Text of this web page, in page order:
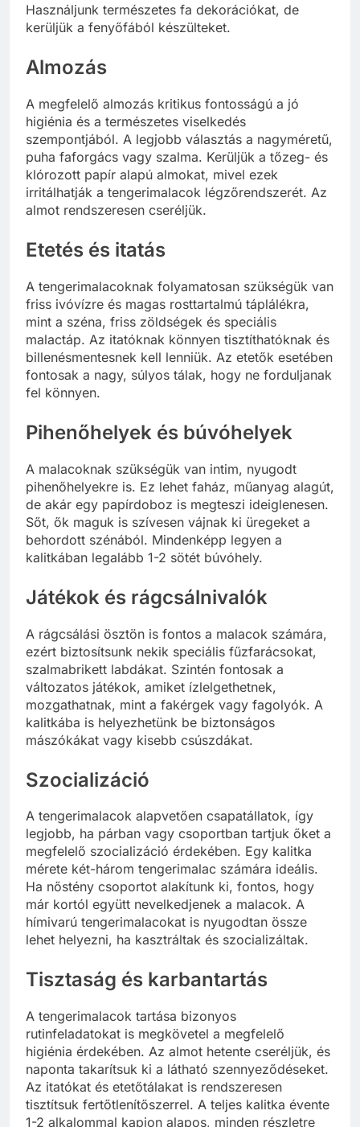
Használjunk természetes fa dekorációkat, de
kerüljük a fenyőfából készülteket.
Almozás
A megfelelő almozás kritikus fontosságú a jó
higiénia és a természetes viselkedés
szempontjából. A legjobb választás a nagyméretű,
puha faforgács vagy szalma. Kerüljük a tőzeg- és
klórozott papír alapú almokat, mivel ezek
irritálhatják a tengerimalacok légzőrendszerét. Az
almot rendszeresen cseréljük.
Etetés és itatás
A tengerimalacoknak folyamatosan szükségük van
friss ivóvízre és magas rosttartalmú táplálékra,
mint a széna, friss zöldségek és speciális
malactáp. Az itatóknak könnyen tisztíthatóknak és
billenésmentesnek kell lenniük. Az etetők esetében
fontosak a nagy, súlyos tálak, hogy ne forduljanak
fel könnyen.
Pihenőhelyek és búvóhelyek
A malacoknak szükségük van intim, nyugodt
pihenőhelyekre is. Ez lehet faház, műanyag alagút,
de akár egy papírdoboz is megteszi ideiglenesen.
Sőt, ők maguk is szívesen vájnak ki üregeket a
behordott szénából. Mindenképp legyen a
kalitkában legalább 1-2 sötét búvóhely.
Játékok és rágcsálnivalók
A rágcsálási ösztön is fontos a malacok számára,
ezért biztosítsunk nekik speciális fűzfarácsokat,
szalmabrikett labdákat. Szintén fontosak a
változatos játékok, amiket ízlelgethetnek,
mozgathatnak, mint a fakérgek vagy fagolyók. A
kalitkába is helyezhetünk be biztonságos
mászókákat vagy kisebb csúszdákat.
Szocializáció
A tengerimalacok alapvetően csapatállatok, így
legjobb, ha párban vagy csoportban tartjuk őket a
megfelelő szocializáció érdekében. Egy kalitka
mérete két-három tengerimalac számára ideális.
Ha nőstény csoportot alakítunk ki, fontos, hogy
már kortól együtt nevelkedjenek a malacok. A
hímivarú tengerimalacokat is nyugodtan össze
lehet helyezni, ha kasztráltak és szocializáltak.
Tisztaság és karbantartás
A tengerimalacok tartása bizonyos
rutinfeladatokat is megkövetel a megfelelő
higiénia érdekében. Az almot hetente cseréljük, és
naponta takarítsuk ki a látható szennyeződéseket.
Az itatókat és etetőtálakat is rendszeresen
tisztítsuk fertőtlenítőszerrel. A teljes kalitka évente
1-2 alkalommal kapjon alapos, minden részletre